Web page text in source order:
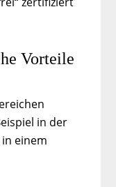
Vorteile
in der
einem